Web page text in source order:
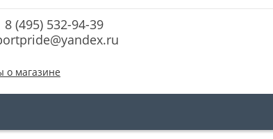
8 (495) 532-94-39
о магазине